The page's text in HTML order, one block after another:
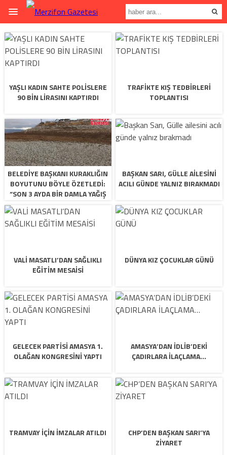
YAŞLI KADIN SAHTE POLİSLERE
90 BİN LİRASINI KAPTIRDI
TRAFİKTE KIŞ TEDBİRLERİ
TOPLANTISI
BELEDIYE BAŞKANI KURAKLIĞIN
BOYUTUNU BÖYLE ÖZETLEDI:
“SON 3 AYDA BIR DAMLA YAĞIŞ
BAŞKAN SARI, GÜLLE AILESINI
ACILI GÜNDE YALNIZ BIRAKMADI
VALİ MASATLI’DAN SAĞLIKLI
EĞİTİM MESAİSİ
DÜNYA KIZ ÇOCUKLAR GÜNÜ
GELECEK PARTİSİ AMASYA 1.
OLAĞAN KONGRESİNİ YAPTI
AMASYA’DAN İDLİB’DEKİ
ÇADIRLARA İLAÇLAMA…
TRAMVAY İÇİN İMZALAR ATILDI
CHP’DEN BAŞKAN SARI’YA
ZİYARET